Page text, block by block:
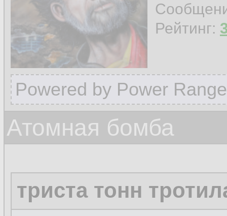
Рейтинг:
Powered by Power
Атомная бомба
триста тонн